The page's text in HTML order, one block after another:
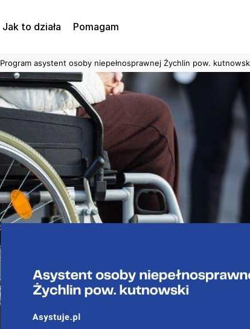
Jak to działa Pomagam
Program asystent osoby niepełnosprawnej Żychlin pow.